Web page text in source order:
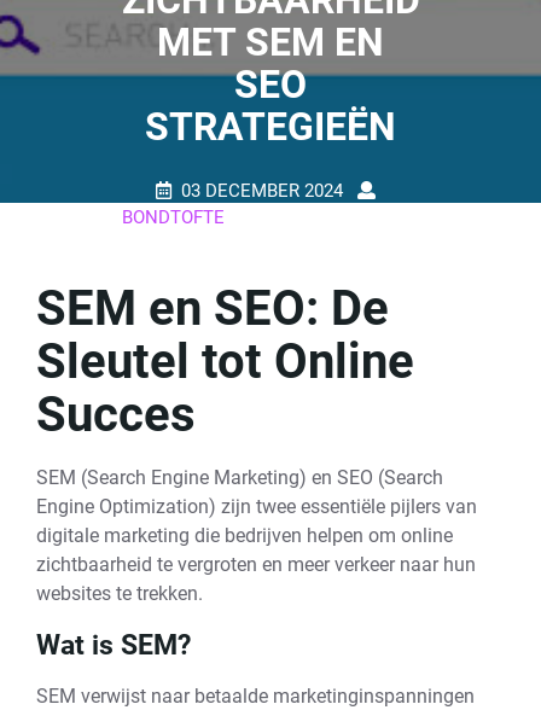
MET SEM EN
SEO
STRATEGIEËN
03 DECEMBER 2024
BONDTOFTE
SEM en SEO: De
Sleutel tot Online
Succes
SEM (Search Engine Marketing) en SEO (Search
Engine Optimization) zijn twee essentiële pijlers van
digitale marketing die bedrijven helpen om online
zichtbaarheid te vergroten en meer verkeer naar hun
websites te trekken.
Wat is SEM?
SEM verwijst naar betaalde marketinginspanningen